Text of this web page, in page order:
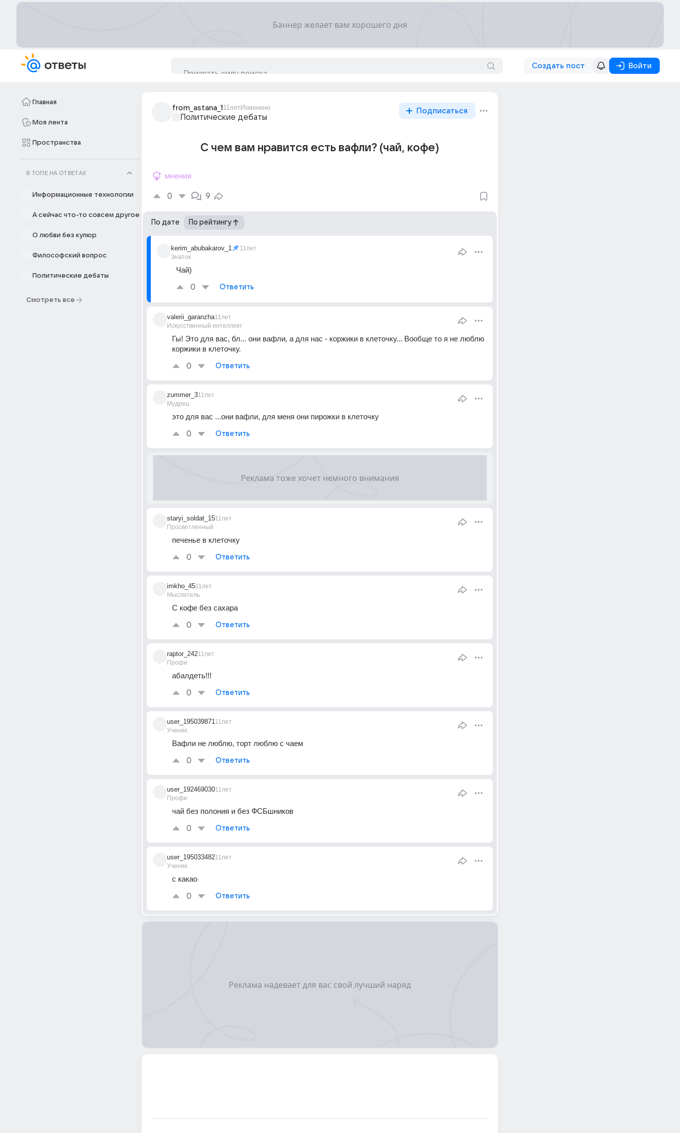
Создать пост Войти
Главная
Моя лента
Пространства
В ТОПЕ НА ОТВЕТАХ
Информационные технологии
А сейчас что-то совсем другое
О любви без купюр
Философский вопрос
Политические дебаты
Смотреть все
from_astana_1 11летИзменено
Политические дебаты
Подписаться
С чем вам нравится есть вафли? (чай, кофе)
мнения
0 9
По дате По рейтингу
kerim_abubakarov_1
Знаток
11лет
Чай)
0 Ответить
valerii_garanzha
Искусственный интеллект
11лет
Гы! Это для вас, бл... они вафли, а для нас - коржики в клеточку... Вообще то я не люблю
коржики в клеточку.
0 Ответить
zummer_3
Мудрец
11лет
это для вас ...они вафли, для меня они пирожки в клеточку
0 Ответить
staryi_soldat_15
Просветленный
11лет
печенье в клеточку
0 Ответить
imkho_45
Мыслитель
11лет
С кофе без сахара
0 Ответить
raptor_242
Профи
11лет
абалдеть!!!
0 Ответить
user_195039871
Ученик
11лет
Вафли не люблю, торт люблю с чаем
0 Ответить
user_192469030
Профи
11лет
чай без полония и без ФСБшников
0 Ответить
user_195033482
Ученик
11лет
с какао
0 Ответить